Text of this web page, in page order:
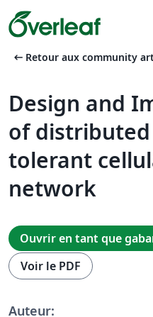
arrow_left_alt Retour aux community
Design and
of
tolerant
network
Ouvrir en tant que
Voir le PDF
Auteur: